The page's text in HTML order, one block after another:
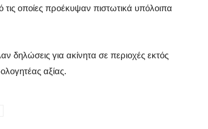
οποίες προέκυψαν πιστωτικά υπόλοιπα
δηλώσεις για ακίνητα σε περιοχές εκτός
αξίας.